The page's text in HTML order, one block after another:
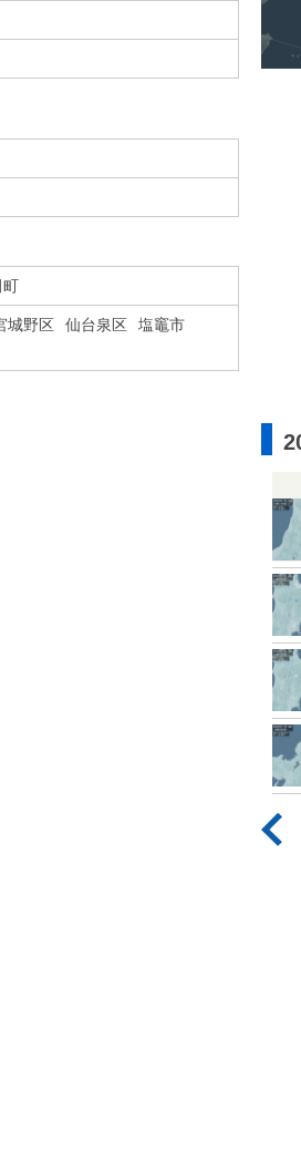
町
城野区 仙台泉区
塩竈市